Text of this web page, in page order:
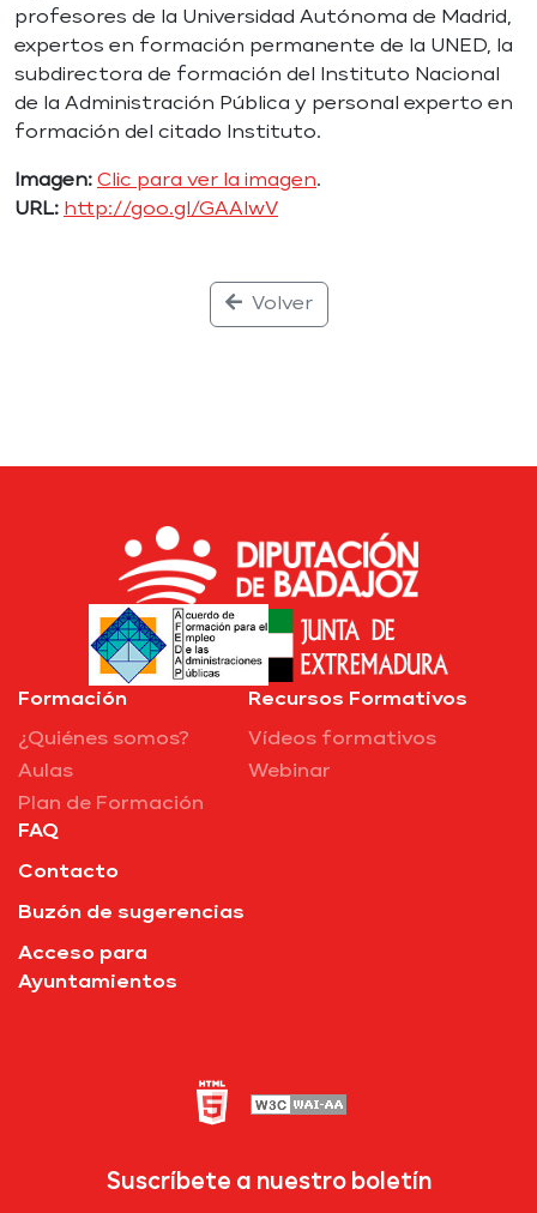
profesores de la Universidad Autónoma de Madrid,
expertos en formación permanente de la UNED, la
subdirectora de formación del Instituto Nacional
de la Administración Pública y personal experto en
formación del citado Instituto.
Imagen: Clic para ver la imagen.
URL: http://goo.gl/GAAIwV
Volver
Formación
¿Quiénes somos?
Aulas
Plan de Formación
Recursos Formativos
Vídeos formativos
Webinar
FAQ
Contacto
Buzón de sugerencias
Acceso para
Ayuntamientos
Suscríbete a nuestro boletín